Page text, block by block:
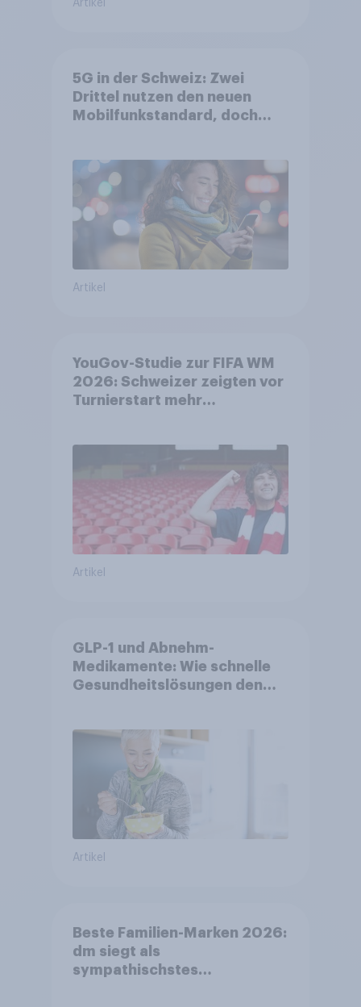
Artikel
5G in der Schweiz: Zwei
Drittel nutzen den neuen
Mobilfunkstandard, doch
Artikel
YouGov-Studie zur FIFA WM
2026: Schweizer zeigten vor
Turnierstart mehr
Artikel
GLP-1 und Abnehm-
Medikamente: Wie schnelle
Gesundheitslösungen den
Artikel
Beste Familien-Marken 2026:
dm siegt als
sympathischstes